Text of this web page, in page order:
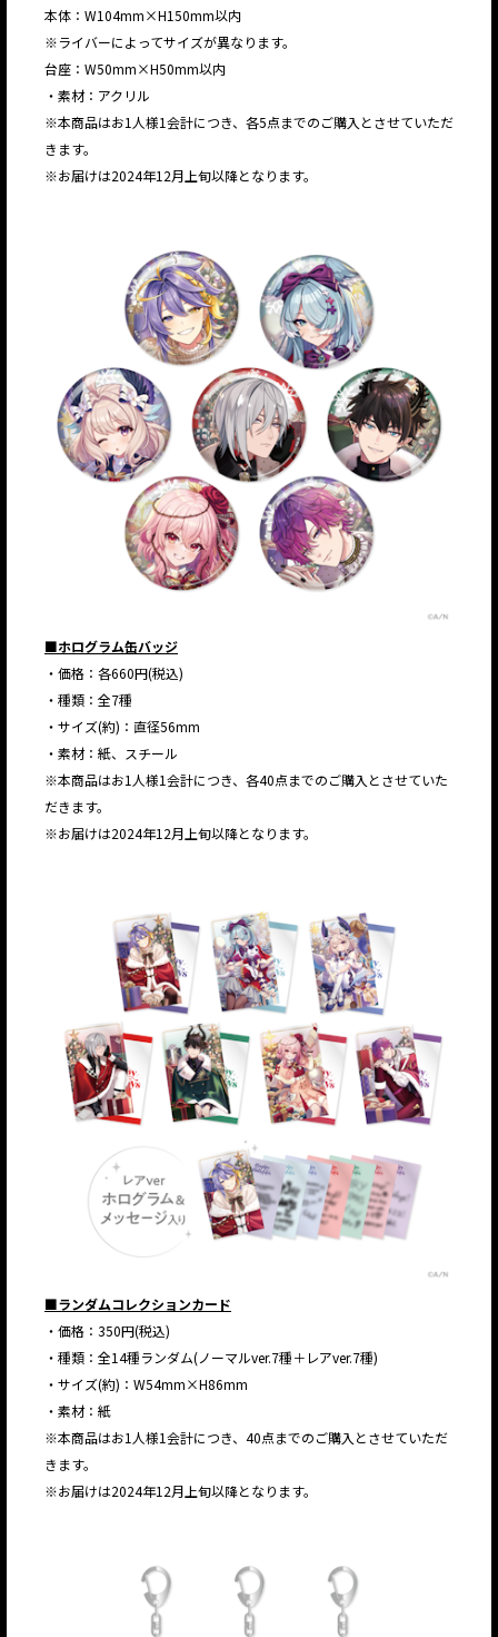
本体：W104mm×H150mm以内
※ライバーによってサイズが異なります。
台座：W50mm×H50mm以内
・素材：アクリル
※本商品はお1人様1会計につき、各5点までのご購入とさせていただ
きます。
※お届けは2024年12月上旬以降となります。
■ホログラム缶バッジ
・価格：各660円(税込)
・種類：全7種
・サイズ(約)：直径56mm
・素材：紙、スチール
※本商品はお1人様1会計につき、各40点までのご購入とさせていた
だきます。
※お届けは2024年12月上旬以降となります。
■ランダムコレクションカード
・価格：350円(税込)
・種類：全14種ランダム(ノーマルver.7種＋レアver.7種)
・サイズ(約)：W54mm×H86mm
・素材：紙
※本商品はお1人様1会計につき、40点までのご購入とさせていただ
きます。
※お届けは2024年12月上旬以降となります。